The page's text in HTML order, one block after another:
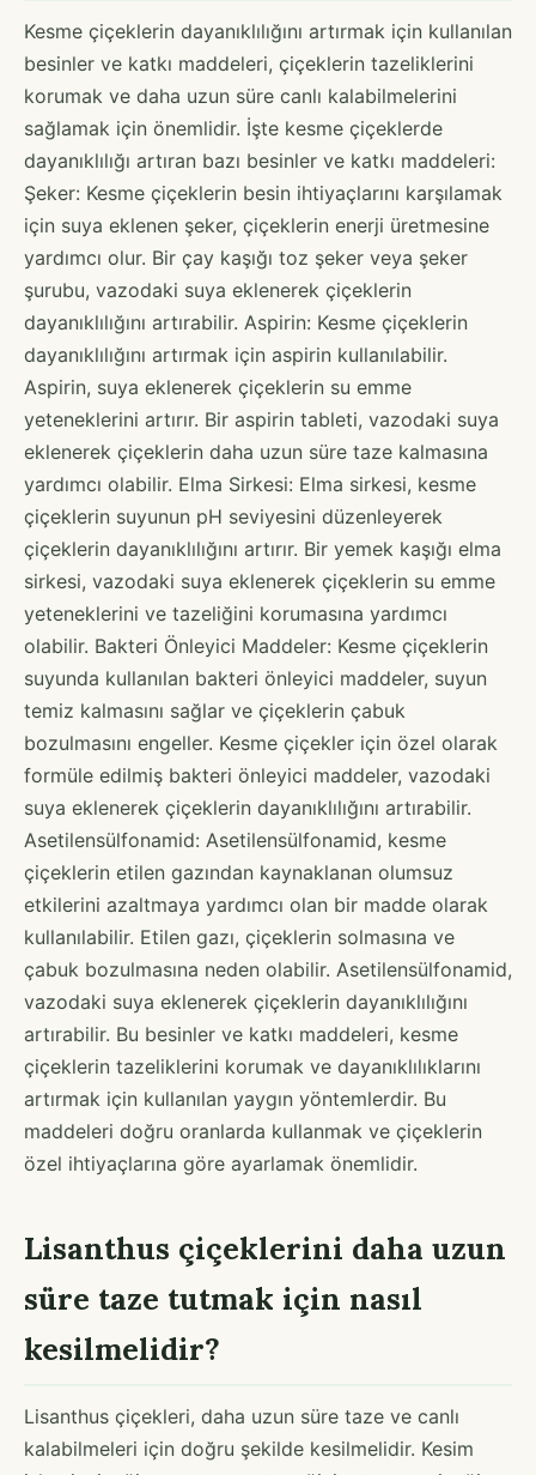
Kesme çiçeklerin dayanıklılığını artırmak için kullanılan
besinler ve katkı maddeleri, çiçeklerin tazeliklerini
korumak ve daha uzun süre canlı kalabilmelerini
sağlamak için önemlidir. İşte kesme çiçeklerde
dayanıklılığı artıran bazı besinler ve katkı maddeleri:
Şeker: Kesme çiçeklerin besin ihtiyaçlarını karşılamak
için suya eklenen şeker, çiçeklerin enerji üretmesine
yardımcı olur. Bir çay kaşığı toz şeker veya şeker
şurubu, vazodaki suya eklenerek çiçeklerin
dayanıklılığını artırabilir. Aspirin: Kesme çiçeklerin
dayanıklılığını artırmak için aspirin kullanılabilir.
Aspirin, suya eklenerek çiçeklerin su emme
yeteneklerini artırır. Bir aspirin tableti, vazodaki suya
eklenerek çiçeklerin daha uzun süre taze kalmasına
yardımcı olabilir. Elma Sirkesi: Elma sirkesi, kesme
çiçeklerin suyunun pH seviyesini düzenleyerek
çiçeklerin dayanıklılığını artırır. Bir yemek kaşığı elma
sirkesi, vazodaki suya eklenerek çiçeklerin su emme
yeteneklerini ve tazeliğini korumasına yardımcı
olabilir. Bakteri Önleyici Maddeler: Kesme çiçeklerin
suyunda kullanılan bakteri önleyici maddeler, suyun
temiz kalmasını sağlar ve çiçeklerin çabuk
bozulmasını engeller. Kesme çiçekler için özel olarak
formüle edilmiş bakteri önleyici maddeler, vazodaki
suya eklenerek çiçeklerin dayanıklılığını artırabilir.
Asetilensülfonamid: Asetilensülfonamid, kesme
çiçeklerin etilen gazından kaynaklanan olumsuz
etkilerini azaltmaya yardımcı olan bir madde olarak
kullanılabilir. Etilen gazı, çiçeklerin solmasına ve
çabuk bozulmasına neden olabilir. Asetilensülfonamid,
vazodaki suya eklenerek çiçeklerin dayanıklılığını
artırabilir. Bu besinler ve katkı maddeleri, kesme
çiçeklerin tazeliklerini korumak ve dayanıklılıklarını
artırmak için kullanılan yaygın yöntemlerdir. Bu
maddeleri doğru oranlarda kullanmak ve çiçeklerin
özel ihtiyaçlarına göre ayarlamak önemlidir.
Lisanthus çiçeklerini daha uzun
süre taze tutmak için nasıl
kesilmelidir?
Lisanthus çiçekleri, daha uzun süre taze ve canlı
kalabilmeleri için doğru şekilde kesilmelidir. Kesim